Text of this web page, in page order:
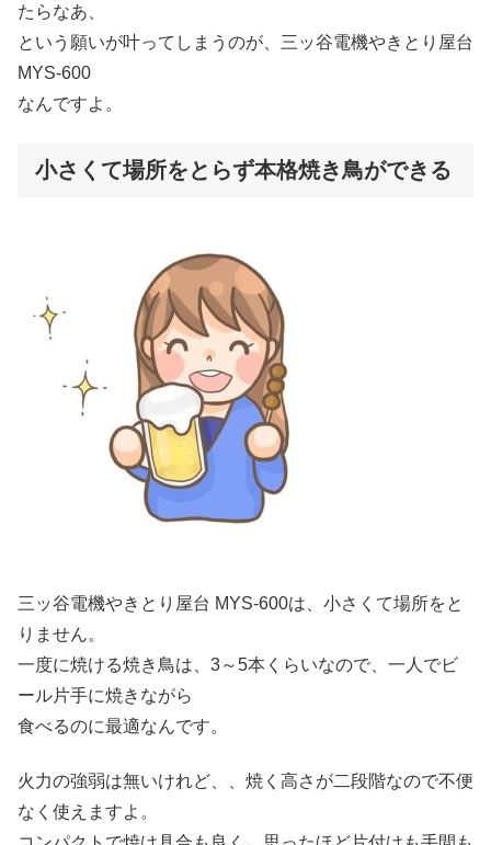
たらなあ、
という願いが叶ってしまうのが、三ッ谷電機やきとり屋台
MYS-600
なんですよ。
小さくて場所をとらず本格焼き鳥ができる
三ッ谷電機やきとり屋台 MYS-600は、小さくて場所をと
りません。
一度に焼ける焼き鳥は、3～5本くらいなので、一人でビ
ール片手に焼きながら
食べるのに最適なんです。
火力の強弱は無いけれど、、焼く高さが二段階なので不便
なく使えますよ。